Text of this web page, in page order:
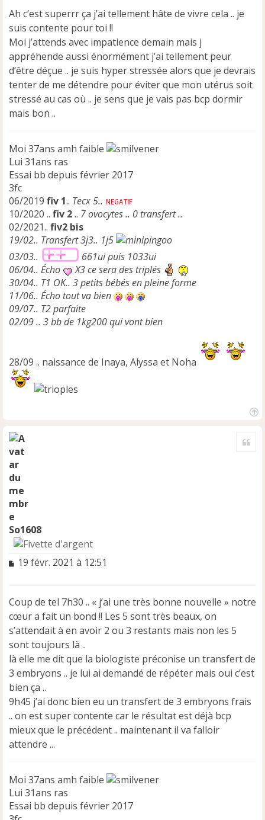
s
a
g
e
n
o
n
l
u
Ah c’est superrr ça j’ai tellement hâte de vivre cela .. je
suis contente pour toi !!
Moi j’attends avec impatience demain mais j
appréhende aussi énormément j’ai tellement peur
d’être déçue .. je suis hyper stressée alors que je devrais
tenter de me détendre pour éviter que mon utérus soit
stressé au cas où .. je sens que je vais pas bcp dormir
mais bon ..
Moi 37ans amh faible
Lui 31ans ras
Essai bb depuis février 2017
3fc
06/2019 fiv 1.. Tecx 5..
10/2020 .. fiv 2.. 7 ovocytes .. 0 transfert ..
02/2021.. fiv2 bis
19/02.. Transfert 3j3.. 1j5
03/03..
661ui puis 1033ui
06/04.. Écho
X3 ce sera des triplés
30/04.. T1 OK.. 3 petits bébés en pleine forme
11/06.. Écho tout va bien
09/07.. T2 parfaite
02/09 .. 3 bb de 1kg200 qui vont bien
28/09 .. naissance de Inaya, Alyssa et Noha
So1608
M
a
g
e
n
o
n
l
u
19 févr. 2021 à 12:51
Coup de tel 7h30 .. « j’ai une très bonne nouvelle » notre
cœur a fait un bond !! Les 5 sont très beaux, on
s’attendait à en avoir 2 ou 3 restants mais non les 5
sont toujours là ..
là elle me dit que la biologiste préconise un transfert de
3 embryons .. je lui ai demandé de répéter mais oui c’est
bien ça ..
9h45 j’ai donc bien eu un transfert de 3 embryons frais
.. on est super contente car le résultat est déjà bcp
mieux que le précédent .. maintenant il va falloir
attendre ...
Moi 37ans amh faible
Lui 31ans ras
Essai bb depuis février 2017